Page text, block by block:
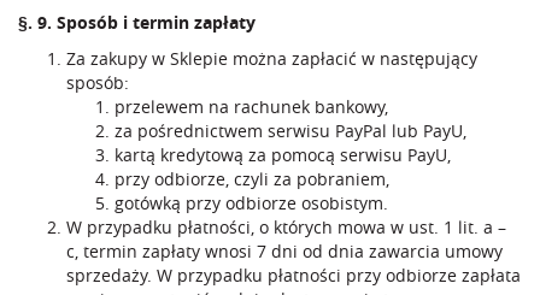
§. 9. Sposób i termin zapłaty
Za zakupy w Sklepie można zapłacić w następujący
sposób:
przelewem na rachunek bankowy,
za pośrednictwem serwisu PayPal lub PayU,
kartą kredytową za pomocą serwisu PayU,
przy odbiorze, czyli za pobraniem,
gotówką przy odbiorze osobistym.
W przypadku płatności, o których mowa w ust. 1 lit. a –
c, termin zapłaty wnosi 7 dni od dnia zawarcia umowy
sprzedaży. W przypadku płatności przy odbiorze zapłata